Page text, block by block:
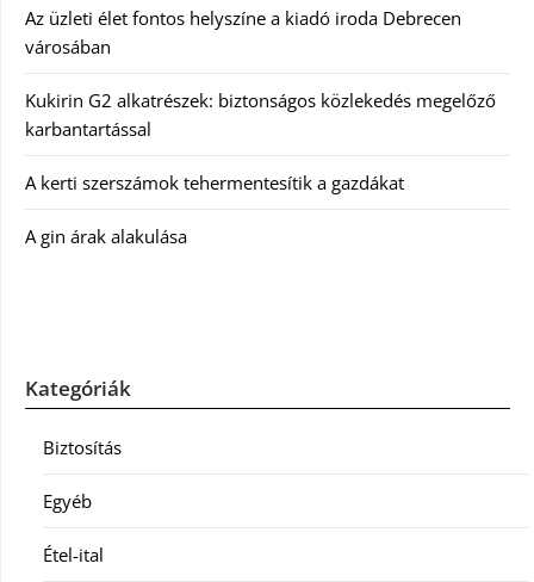
Az üzleti élet fontos helyszíne a kiadó iroda Debrecen
városában
Kukirin G2 alkatrészek: biztonságos közlekedés megelőző
karbantartással
A kerti szerszámok tehermentesítik a gazdákat
A gin árak alakulása
Kategóriák
Biztosítás
Egyéb
Étel-ital